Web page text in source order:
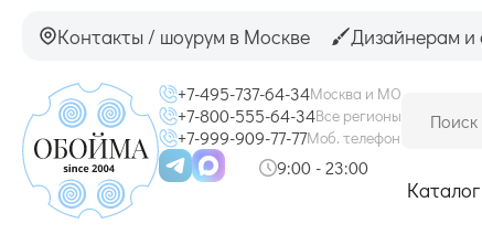
Контакты / шоурум в Москве Дизайнерам и
+7-495-737-64-34Москва и МО
+7-800-555-64-34Все регионы
+7-999-909-77-77Моб. телефон
9:00 - 23:00